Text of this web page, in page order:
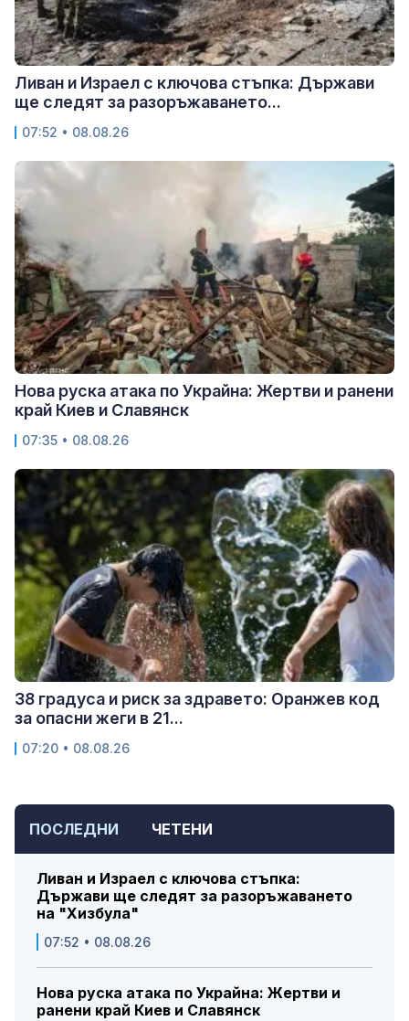
ПОСЛЕДНИ ЧЕТЕНИ
Ливан и Израел с ключова стъпка:
Държави ще следят за разоръжаването
на "Хизбула"
07:52 • 08.08.26
Нова руска атака по Украйна: Жертви и
ранени край Киев и Славянск
Ливан и Израел с ключова стъпка: Държави
ще следят за разоръжаването...
07:52 • 08.08.26
Нова руска атака по Украйна: Жертви и ранени
край Киев и Славянск
07:35 • 08.08.26
38 градуса и риск за здравето: Оранжев код
за опасни жеги в 21...
07:20 • 08.08.26